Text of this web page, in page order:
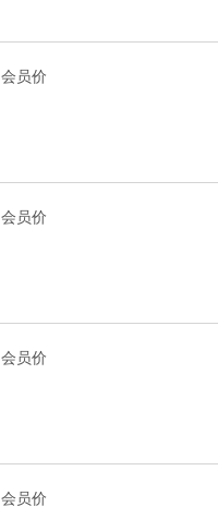
会员价
会员价
会员价
会员价